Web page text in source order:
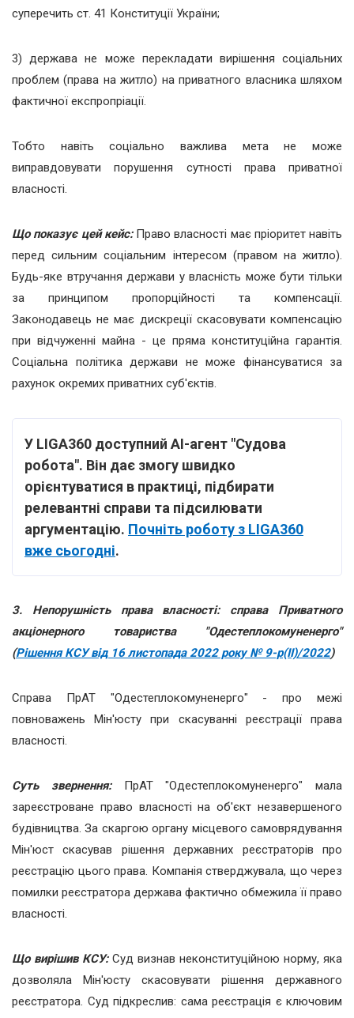
суперечить ст. 41 Конституції України;
3) держава не може перекладати вирішення соціальних
проблем (права на житло) на приватного власника шляхом
фактичної експропріації.
Тобто навіть соціально важлива мета не може
виправдовувати порушення сутності права приватної
власності.
Що показує цей кейс: Право власності має пріоритет навіть
перед сильним соціальним інтересом (правом на житло).
Будь-яке втручання держави у власність може бути тільки
за принципом пропорційності та компенсації.
Законодавець не має дискреції скасовувати компенсацію
при відчуженні майна - це пряма конституційна гарантія.
Соціальна політика держави не може фінансуватися за
рахунок окремих приватних суб'єктів.
У LIGA360 доступний АІ-агент "Судова
робота". Він дає змогу швидко
орієнтуватися в практиці, підбирати
релевантні справи та підсилювати
аргументацію. Почніть роботу з LIGA360
вже сьогодні.
3. Непорушність права власності: справа
Приватного
акціонерного товариства "Одестеплокомуненерго"
(Рішення КСУ від 16 листопада 2022 року № 9-р(ІІ)/2022)
Справа ПрАТ "Одестеплокомуненерго" - про межі
повноважень Мін'юсту при скасуванні реєстрації права
власності.
Суть звернення: ПрАТ "Одестеплокомуненерго" мала
зареєстроване право власності на об'єкт незавершеного
будівництва. За скаргою органу місцевого самоврядування
Мін'юст скасував рішення державних реєстраторів про
реєстрацію цього права. Компанія стверджувала, що через
помилки реєстратора держава фактично обмежила її право
власності.
Що вирішив КСУ:Суд визнав неконституційною норму, яка
дозволяла Мін'юсту скасовувати рішення державного
реєстратора. Суд підкреслив: сама реєстрація є ключовим